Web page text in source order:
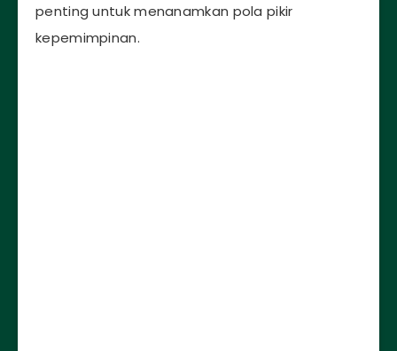
penting untuk menanamkan pola pikir
kepemimpinan.